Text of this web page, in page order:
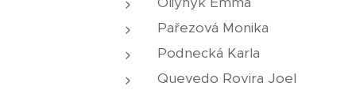
Pařezová Monika
Podnecká Karla
Quevedo Rovira Joel